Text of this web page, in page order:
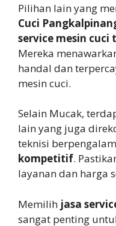
Pilihan lain yang
Cuci
service mesin
Mereka
handal dan
mesin cuci.
Selain Mucak,
lain yang juga
teknisi
kompetitif.
layanan dan harga
Memilih jasa
sangat penting